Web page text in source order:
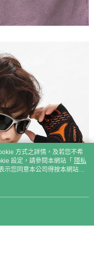
方式之詳情，及若您不希
設定，請參閱本網站「 隱私
示您同意本公司得按本網站使